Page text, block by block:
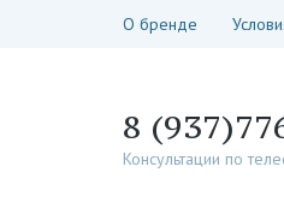
О бренде
8
Консультации по